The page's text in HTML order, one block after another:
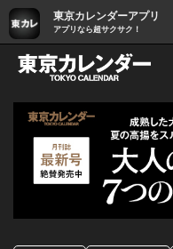
東京カレンダーアプリ
アプリなら超サクサク！